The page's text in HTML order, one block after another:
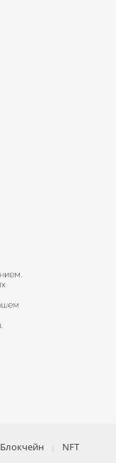
Блокчейн NFT